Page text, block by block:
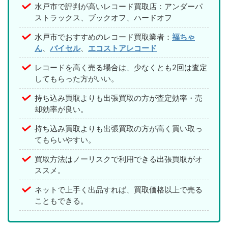
水戸市で評判が高いレコード買取店：アンダーパ
ストラックス、ブックオフ、ハードオフ
水戸市でおすすめのレコード買取業者： 福ちゃ
ん
バイセル、 エコストアレコード
レコードを高く売る場合は、少なくとも2回は査定
してもらった方がいい。
持ち込み買取よりも出張買取の方が査定効率・売
却効率が良い。
持ち込み買取よりも出張買取の方が高く買い取っ
てもらいやすい。
買取方法はノーリスクで利用できる出張買取がオ
ススメ。
ネットで上手く出品すれば、買取価格以上で売る
こともできる。